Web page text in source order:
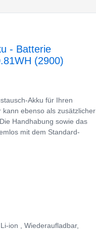
- Batterie
(2900)
Akku für Ihren
ebenso als zusätzlicher
Handhabung sowie das
mit dem Standard-
ion , Wiederaufladbar,